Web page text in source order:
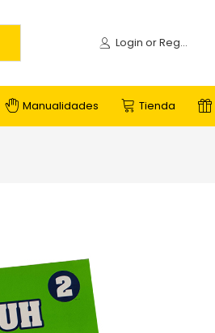
Login or Register
Manualidades Tienda